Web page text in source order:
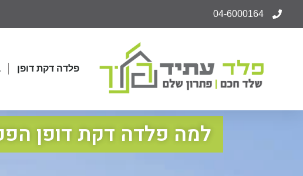
04-6000164
פלדה דקת דופן
למה פלדה דקת דופן